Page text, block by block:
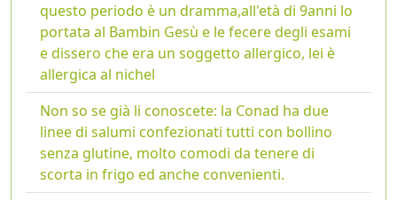
questo periodo è un dramma,all'età di 9anni lo
portata al Bambin Gesù e le fecere degli esami
e dissero che era un soggetto allergico, lei è
allergica al nichel
Non so se già li conoscete: la Conad ha due
linee di salumi confezionati tutti con bollino
senza glutine, molto comodi da tenere di
scorta in frigo ed anche convenienti.